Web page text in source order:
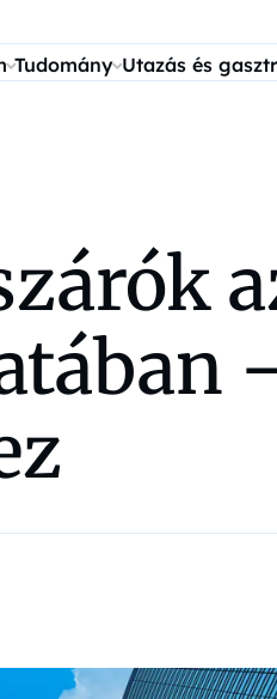
Tudomány Utazás és